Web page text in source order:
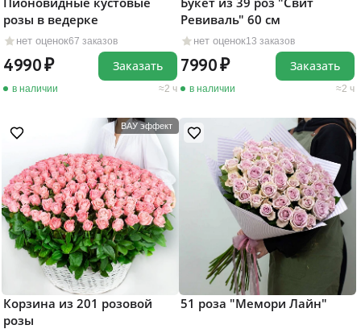
нет оценок67 заказов
розы в ведерке
4990
в наличии 2 ч
Заказать
нет оценок13 заказов
Ревиваль" 60 см
7990
в наличии 2 ч
Заказать
ВАУ эффект
Корзина из 201 розовой
розы
51 роза "Мемори Лайн"